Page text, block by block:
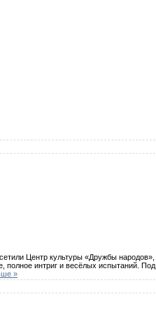
Центр культуры «Дружбы народов»,
полное интриг и весёлых испытаний. Под
»